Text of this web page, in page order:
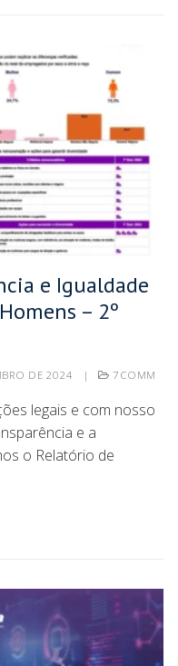
e Igualdade
– 2º
DE 2024 | 7COMM
legais e com nosso
e a
o Relatório de